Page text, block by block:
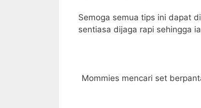
Semoga semua tips ini dapat
sentiasa dijaga rapi sehingga
Mommies mencari set